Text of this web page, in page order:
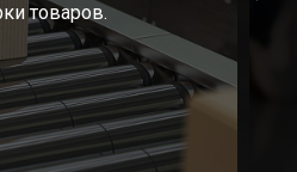
товаров.